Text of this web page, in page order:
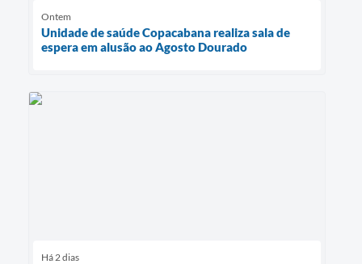
Ontem
Unidade de saúde Copacabana realiza sala de
espera em alusão ao Agosto Dourado
Há 2 dias